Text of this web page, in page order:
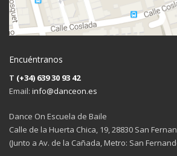
Encuéntranos
T (+34) 639 30 93 42
Email: info@danceon.es
Dance On Escuela de Baile
Calle de la Huerta Chica, 19, 28830 San
(Junto a Av. de la Cañada, Metro: San